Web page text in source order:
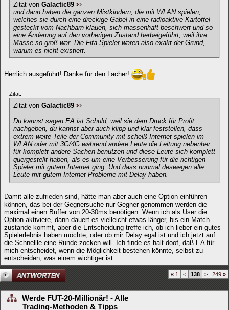
Zitat von Galactic89
und dann haben die ganzen Mistkindern, die mit WLAN spielen,
welches sie durch eine dreckige Gabel in eine radioaktive Kartoffel
gesteckt vom Nachbarn klauen, sich massenhaft beschwert und so
eine Änderung auf den vorherigen Zustand herbeigeführt, weil ihre
Masse so groß war. Die Fifa-Spieler waren also exakt der Grund,
warum es nicht existiert.
Herrlich ausgeführt! Danke für den Lacher!
Zitat:
Zitat von Galactic89
Du kannst sagen EA ist Schuld, weil sie dem Druck für Profit
nachgeben, du kannst aber auch klipp und klar feststellen, dass
extrem weite Teile der Community mit scheiß Internet spielen im
WLAN oder mit 3G/4G während andere Leute die Leitung nebenher
für komplett andere Sachen benutzen und diese Leute sich komplett
quergestellt haben, als es um eine Verbesserung für die richtigen
Spieler mit gutem Internet ging. Und dass nunmal deswegen alle
Leute mit gutem Internet Probleme mit Delay haben.
Damit alle zufrieden sind, hätte man aber auch eine Option einführen
können, das bei der Gegnersuche nur Gegner genommen werden die
maximal einen Buffer von 20-30ms benötigen. Wenn ich als User die
Option aktiviere, dann dauert es vielleicht etwas länger, bis ein Match
zustande kommt, aber die Entscheidung treffe ich, ob ich lieber ein gutes
Spielerlebnis haben möchte, oder ob mir Delay egal ist und ich jetzt auf
die Schnellle eine Runde zocken will. Ich finde es halt doof, daß EA für
mich entscheidet, wenn die Möglichkeit bestehen könnte, selbst zu
entscheiden, was einem wichtiger ist.
« 1 < 138 > 249 »
Werde FUT-20-Millionär! - Alle
Trading-Methoden & Tipps